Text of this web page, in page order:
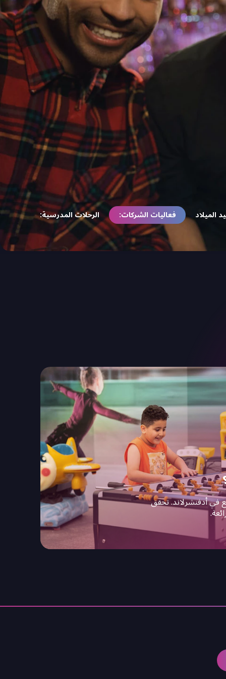
الميلاد فعاليات الشركات: الرحلات المدرسية:
في أدفنشرلاند. تحقق